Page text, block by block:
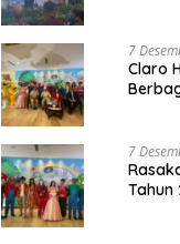
7
Claro
7
Tahun